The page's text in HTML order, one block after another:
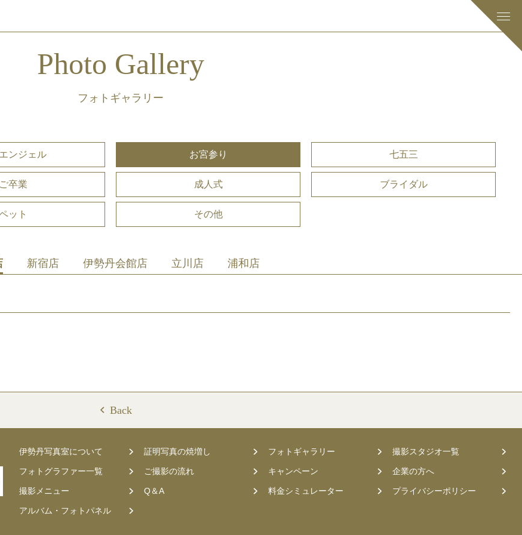
Photo Gallery
フォトギャラリー
ンジェル お宮参り 七五三
ご卒業 成人式 ブライダル
ット その他
新宿店 伊勢丹会館店 立川店 浦和店
Back
伊勢丹写真室について 証明写真の焼増し フォトギャラリー 撮影スタジオ一覧
フォトグラファー一覧 ご撮影の流れ キャンペーン 企業の方へ
撮影メニュー Q＆A 料金シミュレーター プライバシーポリシー
アルバム・フォトパネル